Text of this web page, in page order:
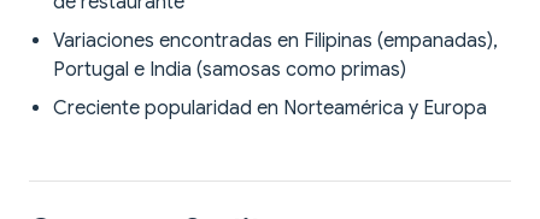
Variaciones encontradas en Filipinas (empanadas),
Portugal e India (samosas como primas)
Creciente popularidad en Norteamérica y Europa